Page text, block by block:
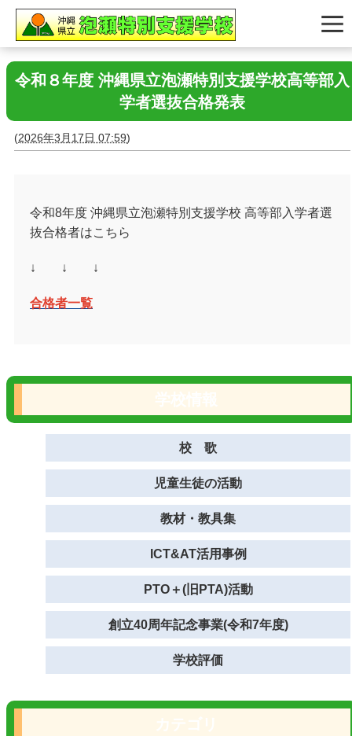
令和８年度 沖縄県立泡瀬特別支援学校高等部入
学者選抜合格発表
(2026年3月17日 07:59)
令和8年度 沖縄県立泡瀬特別支援学校 高等部入学者選
抜合格者はこちら
↓ ↓ ↓
合格者一覧
校 歌
児童生徒の活動
教材・教具集
ICT&AT活用事例
PTO＋(旧PTA)活動
創立40周年記念事業(令和7年度)
学校評価